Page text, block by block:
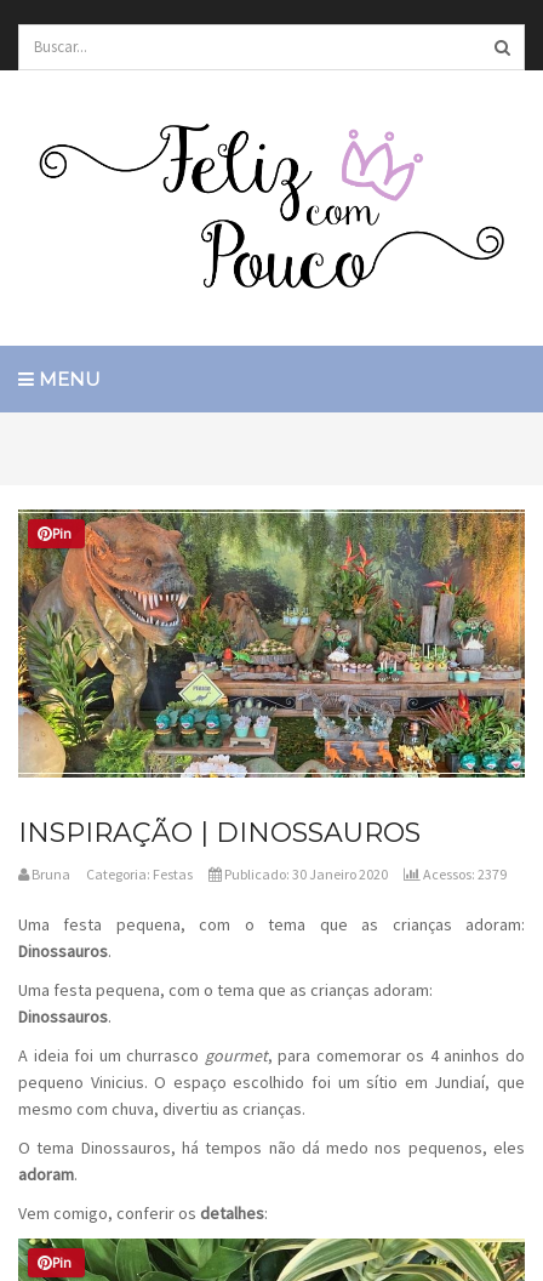
MENU
Pin
INSPIRAÇÃO | DINOSSAUROS
Bruna Categoria: Festas Publicado: 30 Janeiro 2020 Acessos: 2379
Uma festa pequena, com o tema que as crianças adoram:
Dinossauros.
Uma festa pequena, com o tema que as crianças adoram:
Dinossauros.
A ideia foi um churrasco gourmet, para comemorar os 4 aninhos do
pequeno Vinicius. O espaço escolhido foi um sítio em Jundiaí, que
mesmo com chuva, divertiu as crianças.
O tema Dinossauros, há tempos não dá medo nos pequenos, eles
adoram.
Vem comigo, conferir os detalhes:
Pin